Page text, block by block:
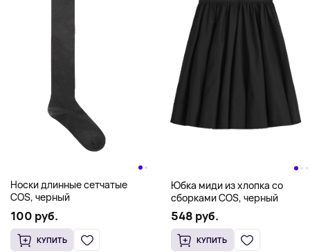
Носки длинные сетчатые
COS, черный
100 руб.
КУПИТЬ
Юбка миди из хлопка со
сборками COS, черный
548 руб.
КУПИТЬ